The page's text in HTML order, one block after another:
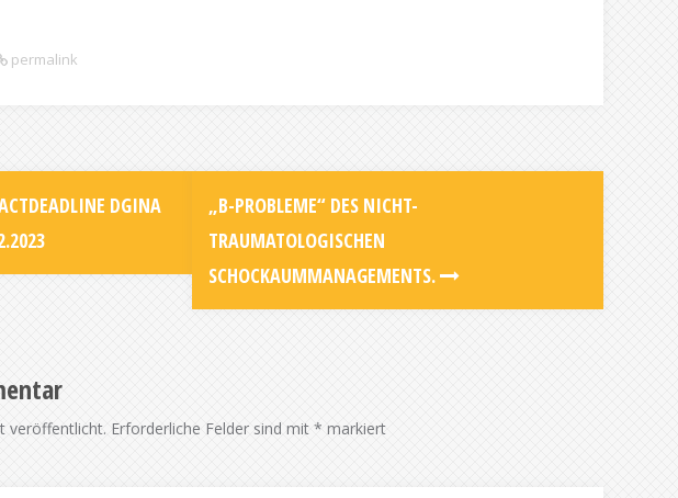
permalink
DGINA
„B-PROBLEME“ DES NICHT-
TRAUMATOLOGISCHEN
SCHOCKAUMMANAGEMENTS.
veröffentlicht. Erforderliche Felder sind mit * markiert